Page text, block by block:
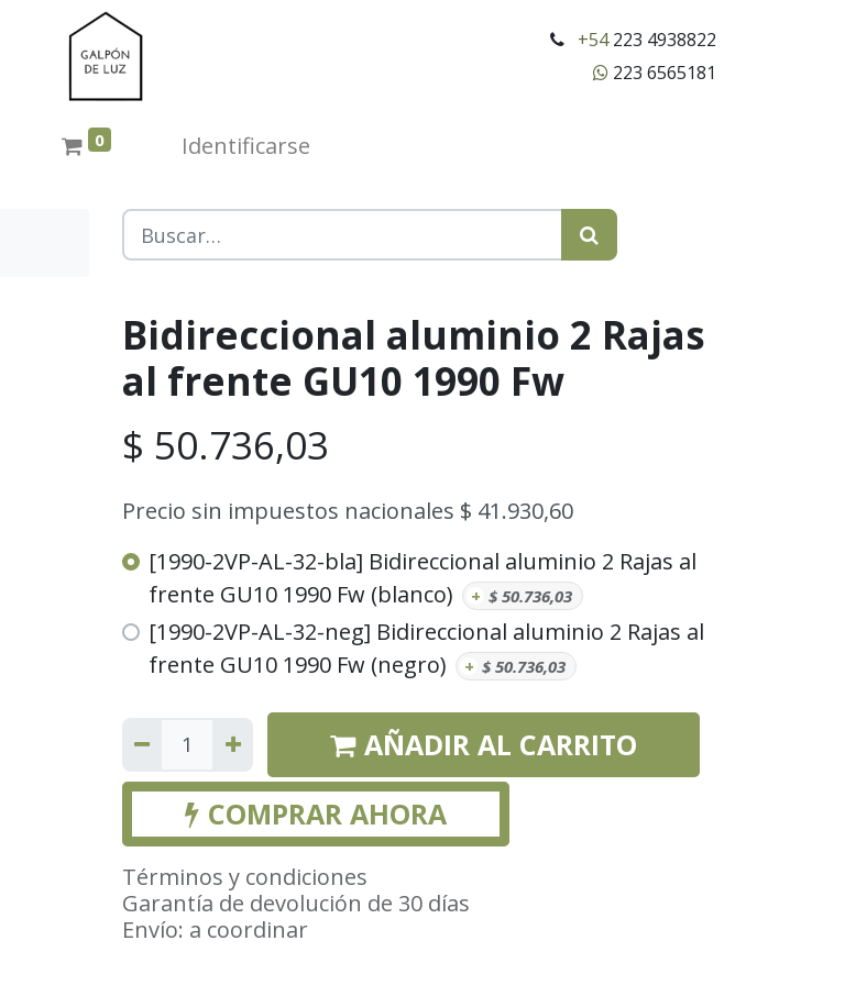
+54223 4938822
223 6565181
0 Identificarse
Bidireccional aluminio 2 Rajas
al frente GU10 1990 Fw
$ 50.736,03
Precio sin impuestos nacionales $ 41.930,60
[1990-2VP-AL-32-bla] Bidireccional aluminio 2 Rajas al
frente GU10 1990 Fw (blanco)
+ $ 50.736,03
[1990-2VP-AL-32-neg] Bidireccional aluminio 2 Rajas al
frente GU10 1990 Fw (negro)
+ $ 50.736,03
AÑADIR AL CARRITO
COMPRAR AHORA
Términos y condiciones
Garantía de devolución de 30 días
Envío: a coordinar